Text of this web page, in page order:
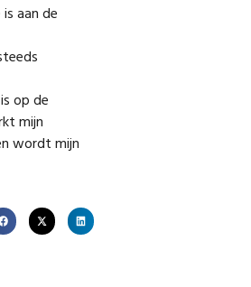
aan de
op de
mijn
wordt mijn